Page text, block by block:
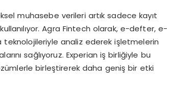
muhasebe verileri artık sadece kayıt
Agra Fintech olarak, e-defter, e-
analiz ederek işletmelerin
sağlıyoruz. Experian iş birliğiyle bu
birleştirerek daha geniş bir etki